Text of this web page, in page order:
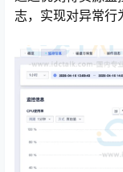
志，实现对异常行